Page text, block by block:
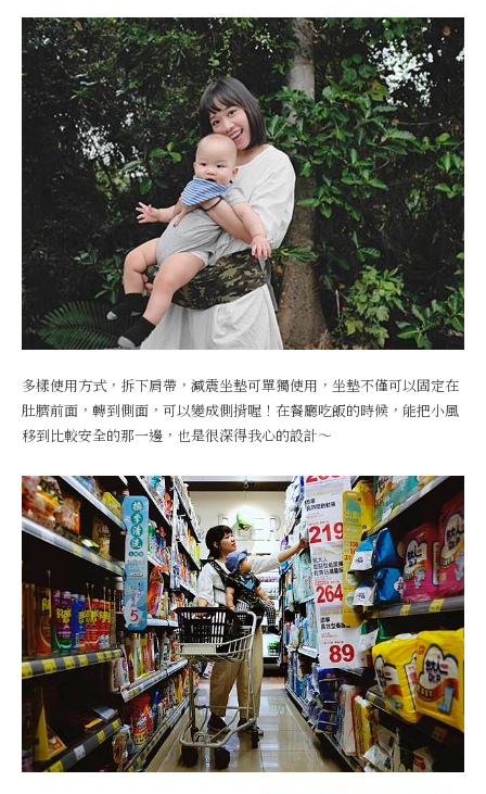
多樣使用方式，拆下肩帶，減震坐墊可單獨使用，坐墊不僅可以固定在
肚臍前面，轉到側面，可以變成側揹喔！在餐廳吃飯的時候，能把小風
移到比較安全的那一邊，也是很深得我心的設計～